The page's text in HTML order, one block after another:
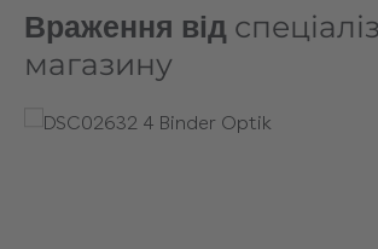
Враження від
магазину